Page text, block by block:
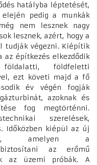
hatályba léptetését,
pedig a munkák
nem lesznek nagy
lesznek, azért, hogy a
tudják végezni. Kiépítik
építkezés elkezdődik
földfeletti
ezt követi majd a fő
év végén fogják
azoknak és
fog megtörténni.
szerelések,
Időközben kiépül az új
amelyen a
az erőmű
az üzemi próbák. A